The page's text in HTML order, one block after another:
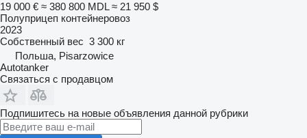
19 000 € ≈ 380 800 MDL ≈ 21 950 $
Полуприцеп контейнеровоз
2023
Собственный вес 3 300 кг
Польша, Pisarzowice
Autotanker
Связаться с продавцом
Подпишитесь на новые объявления данной рубрики